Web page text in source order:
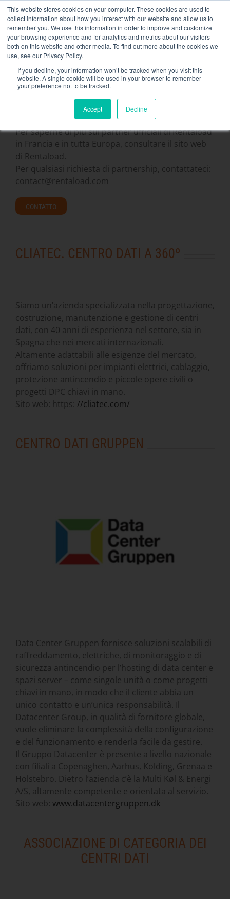
This website stores cookies on your computer. These cookies are used to
collect information about how you interact with our website and allow us to
remember you. We use this information in order to improve and customize
your browsing experience and for analytics and metrics about our visitors
both on this website and other media. To find out more about the cookies we
use, see our Privacy Policy.
If you decline, your information won’t be tracked when you visit this
website. A single cookie will be used in your browser to remember
your preference not to be tracked.
Accept Decline
content
NEW FLEET: Banche di carico da 3,5 MW / MVA disponibili,
maggiori informazioni qui.
CONTATTO
Toggle
Servizi correlati
Secteurs et solutions
https://rentaload.com/es/empresa-banco-de-carga-
alquiler/Azienda
Risorse
Contatto
Calendario
I nostri partner :
Per saperne di più sui partner ufficiali di Rentaload
in Francia e in tutta Europa, consultare il sito web
di Rentaload.
Per qualsiasi richiesta di partnership, contattateci:
contact@rentaload.com
CONTATTO
CLIATEC. CENTRO DATI A 360º
Siamo un’azienda specializzata nella progettazione,
costruzione, manutenzione e gestione di centri
dati, con 40 anni di esperienza nel settore, sia in
Spagna che nei mercati internazionali.
Altamente adattabili alle esigenze del mercato,
offriamo soluzioni per impianti elettrici, cablaggio,
protezione antincendio e piccole opere civili o
progetti DPC chiavi in mano.
Sito web: https: //cliatec.com/
CENTRO DATI GRUPPEN
Data Center Gruppen fornisce soluzioni scalabili di
raffreddamento, elettriche, di monitoraggio e di
sicurezza antincendio per l’hosting di data center e
spazi server – come singole unità o come progetti
chiavi in mano, in modo che il cliente abbia un
unico contatto e un’unica responsabilità. Il
Datacenter Group, in qualità di fornitore globale,
vuole eliminare la complessità della configurazione
e del funzionamento e renderla facile da gestire.
Il Gruppo Datacenter è presente a livello nazionale
con filiali a Copenaghen, Aarhus, Kolding, Grenaa e
Holstebro. Dietro l’azienda c’è la Multi Køl & Energi
A/S, altamente competente e orientata al servizio.
Sito web: www.datacentergruppen.dk
ASSOCIAZIONE DI CATEGORIA DEI
CENTRI DATI